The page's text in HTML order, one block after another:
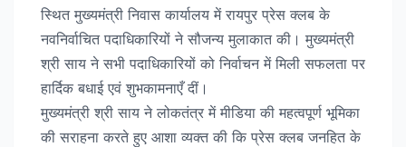
स्थित मुख्यमंत्री निवास कार्यालय में रायपुर प्रेस क्लब के
नवनिर्वाचित पदाधिकारियों ने सौजन्य मुलाकात की। मुख्यमंत्री
श्री साय ने सभी पदाधिकारियों को निर्वाचन में मिली सफलता पर
हार्दिक बधाई एवं शुभकामनाएँ दीं।
मुख्यमंत्री श्री साय ने लोकतंत्र में मीडिया की महत्वपूर्ण भूमिका
की सराहना करते हुए आशा व्यक्त की कि प्रेस क्लब जनहित के